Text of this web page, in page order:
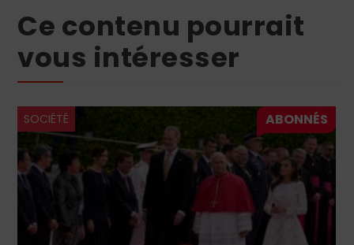
Ce contenu pourrait
vous intéresser
SOCIÉTÉ